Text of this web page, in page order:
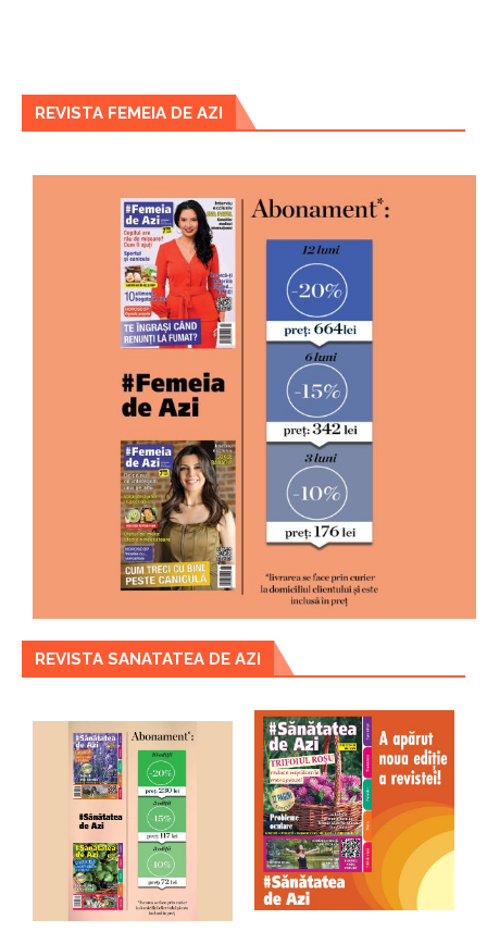
REVISTA FEMEIA DE AZI
REVISTA SANATATEA DE AZI